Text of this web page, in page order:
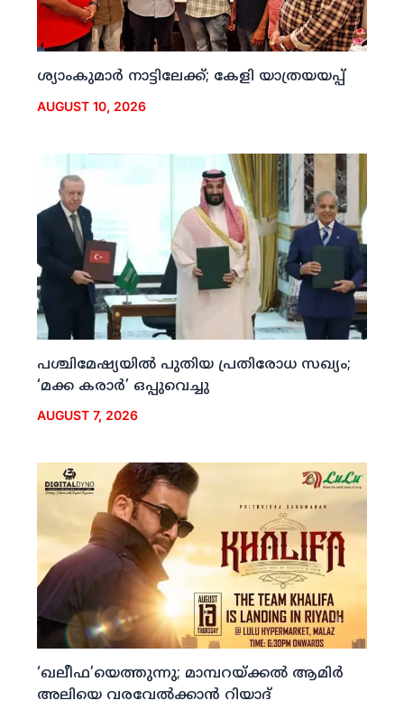
ശ്യാംകുമാര്‍ നാട്ടിലേക്ക്; കേളി യാത്രയയപ്പ്
AUGUST 10, 2026
പശ്ചിമേഷ്യയില്‍ പുതിയ പ്രതിരോധ സഖ്യം;
‘മക്ക കരാര്‍’ ഒപ്പുവെച്ചു
AUGUST 7, 2026
‘ഖലീഫ’യെത്തുന്നു; മാമ്പറയ്ക്കല്‍ ആമിര്‍
അലിയെ വരവേല്‍ക്കാന്‍ റിയാദ്